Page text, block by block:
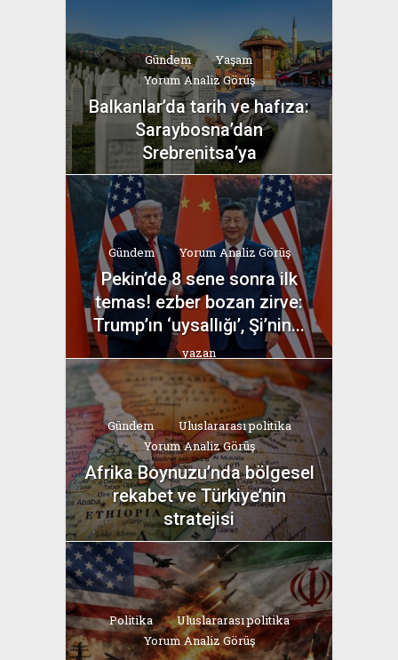
Gündem
Yaşam
Yorum Analiz Görüş
Balkanlar’da tarih ve hafıza:
Saraybosna’dan
Srebrenitsa’ya
yazan
Bahri Ak
Gündem Yorum Analiz Görüş
Pekin’de 8 sene sonra ilk
temas! ezber bozan zirve:
Trump’ın ‘uysallığı’, Şi’nin...
yazan
Bahri Ak
Gündem
Uluslararası politika
Yorum Analiz Görüş
Afrika Boynuzu’nda bölgesel
rekabet ve Türkiye’nin
stratejisi
yazan
Bahri Ak
Politika
Uluslararası politika
Yorum Analiz Görüş